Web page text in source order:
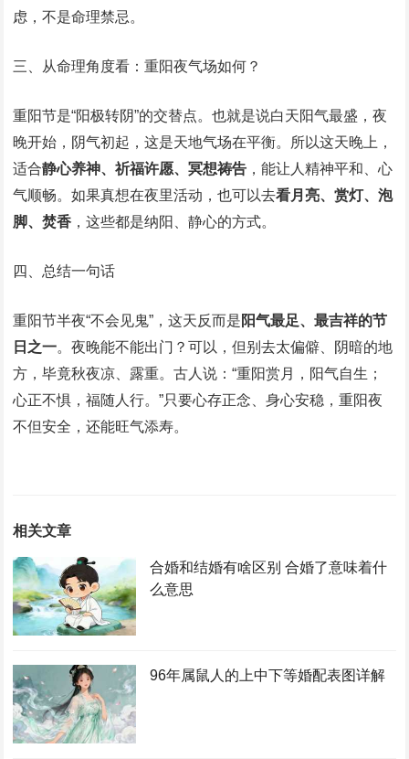
虑，不是命理禁忌。
三、从命理角度看：重阳夜气场如何？
重阳节是“阳极转阴”的交替点。也就是说白天阳气最盛，夜
晚开始，阴气初起，这是天地气场在平衡。所以这天晚上，
适合静心养神、祈福许愿、冥想祷告 ，能让人精神平和、心
气顺畅。如果真想在夜里活动，也可以去看月亮、赏灯、泡
脚、焚香 ，这些都是纳阳、静心的方式。
四、总结一句话
重阳节半夜“不会见鬼”，这天反而是 阳气最足、最吉祥的节
日之一。夜晚能不能出门？可以，但别去太偏僻、阴暗的地
方，毕竟秋夜凉、露重。古人说：“重阳赏月，阳气自生；
心正不惧，福随人行。”只要心存正念、身心安稳，重阳夜
不但安全，还能旺气添寿。
相关文章
合婚和结婚有啥区别 合婚了意味着什
么意思
96年属鼠人的上中下等婚配表图详解